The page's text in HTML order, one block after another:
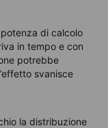
di calcolo
in tempo e con
potrebbe
svanisce
la distribuzione